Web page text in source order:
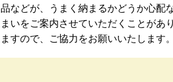
品などが、うまく納まるかどうか心配
まいをご案内させていただくことがあ
ますので、ご協力をお願いいたします。